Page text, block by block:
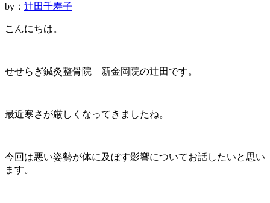
by： 辻田千寿子
こんにちは。
せせらぎ鍼灸整骨院 新金岡院の辻田です。
最近寒さが厳しくなってきましたね。
今回は悪い姿勢が体に及ぼす影響についてお話したいと思い
ます。